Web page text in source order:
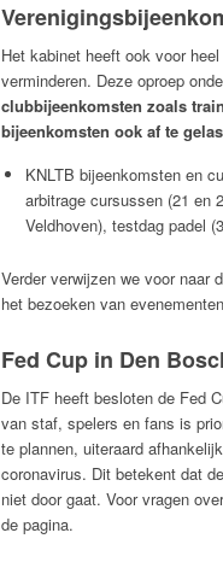
Het kabinet heeft ook voor
verminderen. Deze oproep
clubbijeenkomsten zoals
bijeenkomsten ook af te
KNLTB bijeenkomsten en
arbitrage cursussen (21 en
Veldhoven), testdag padel
Verder verwijzen we voor naar
het bezoeken van
Fed Cup in Den
De ITF heeft besloten de Fed
van staf, spelers en fans is
te plannen, uiteraard
coronavirus. Dit betekent dat
niet door gaat. Voor vragen
de pagina.